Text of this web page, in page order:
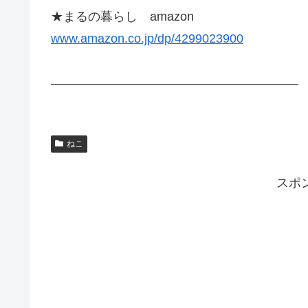
★まるの暮らし amazon
www.amazon.co.jp/dp/4299023900
————————————————————
ねこ
スポ